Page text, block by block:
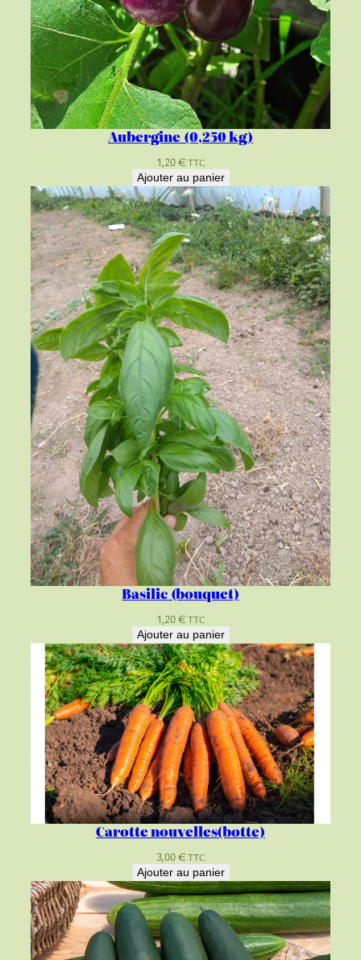
Aubergine (0,250 kg)
1,20€ TTC
Ajouter au panier
Basilic (bouquet)
1,20€ TTC
Ajouter au panier
Carotte nouvelles(botte)
3,00€ TTC
Ajouter au panier